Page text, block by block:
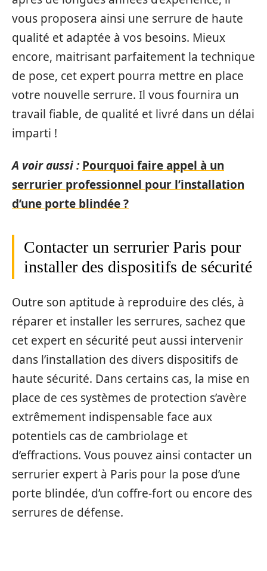
vous proposera ainsi une serrure de haute
qualité et adaptée à vos besoins. Mieux
encore, maitrisant parfaitement la technique
de pose, cet expert pourra mettre en place
votre nouvelle serrure. Il vous fournira un
travail fiable, de qualité et livré dans un délai
imparti !
A voir aussi : Pourquoi faire appel à un
serrurier professionnel pour l’installation
d’une porte blindée ?
Contacter un serrurier Paris pour
installer des dispositifs de sécurité
Outre son aptitude à reproduire des clés, à
réparer et installer les serrures, sachez que
cet expert en sécurité peut aussi intervenir
dans l’installation des divers dispositifs de
haute sécurité. Dans certains cas, la mise en
place de ces systèmes de protection s’avère
extrêmement indispensable face aux
potentiels cas de cambriolage et
d’effractions. Vous pouvez ainsi contacter un
serrurier expert à Paris pour la pose d’une
porte blindée, d’un coffre-fort ou encore des
serrures de défense.